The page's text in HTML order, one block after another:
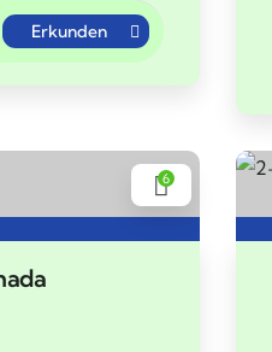
Erkunden
6